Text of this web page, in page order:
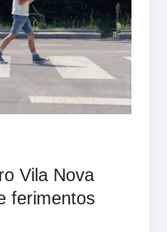
Vila Nova
ferimentos